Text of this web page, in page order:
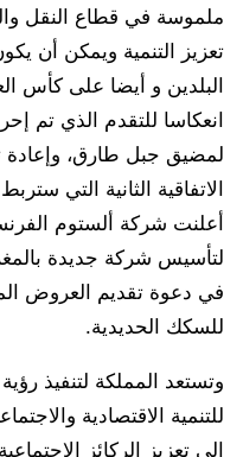
ملموسة في قطاع النقل
تعزيز التنمية ويمكن أن
انعكاسا للتقدم الذي تم
لمضيق جبل طارق، وإعادة
الاتفاقية الثانية التي
لتأسيس شركة جديدة
في دعوة تقديم العروض
للسكك الحديدية.
وتستعد المملكة لتنفيذ
للتنمية الاقتصادية
إلى تعزيز الركائز